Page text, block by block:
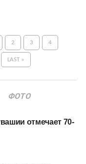
2 3 4
LAST »
ФОТО
отмечает 70-